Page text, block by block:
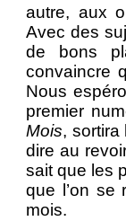
autre, aux
Avec des
de bons
convaincre
Nous
premier
Mois, sortira
dire au
sait que les
que l’on se
mois.